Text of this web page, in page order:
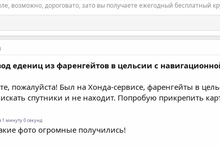
возможно, дороговато, зато вы получаете ежегодный бесплатный
едениц из фаренгейтов в цельсии с
пожалуйста! Был на Хонда-сервисе, фаренгейты в
спутники и не находит. Попробую прикрепить
1 минуту 0 секунд
фото огромные получились!